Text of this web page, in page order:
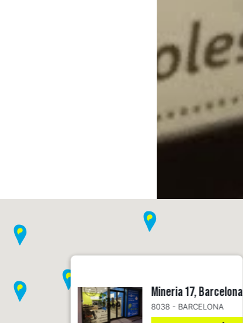
Mineria 17, Barcelona
8038 - BARCELONA